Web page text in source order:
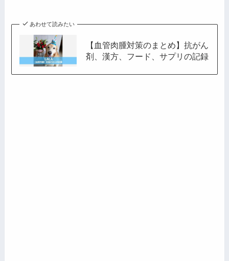
あわせて読みたい
【血管肉腫対策のまとめ】抗がん
剤、漢方、フード、サプリの記録